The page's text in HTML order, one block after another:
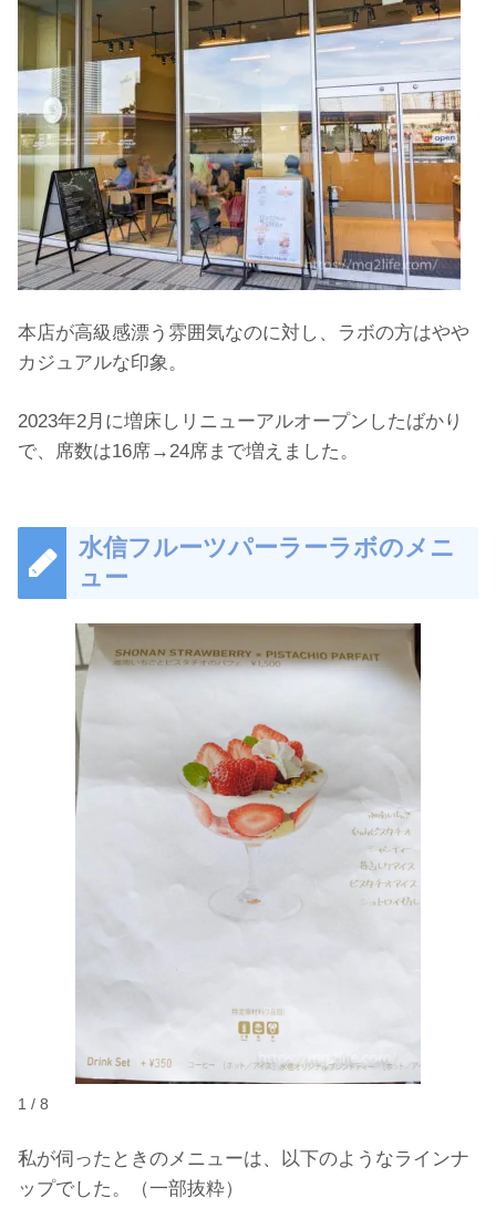
本店が高級感漂う雰囲気なのに対し、ラボの方はやや
カジュアルな印象。
2023年2月に増床しリニューアルオープンしたばかり
で、席数は16席→24席まで増えました。
水信フルーツパーラーラボのメニ
ュー
1 / 8
私が伺ったときのメニューは、以下のようなラインナ
ップでした。（一部抜粋）